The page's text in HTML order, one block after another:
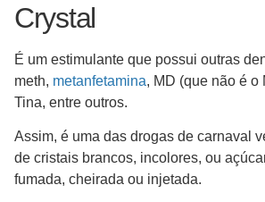
Crystal
É um estimulante que possui outras
meth, metanfetamina, MD (que não é o
Tina, entre outros.
Assim, é uma das drogas de carnaval
de cristais brancos, incolores, ou
fumada, cheirada ou injetada.